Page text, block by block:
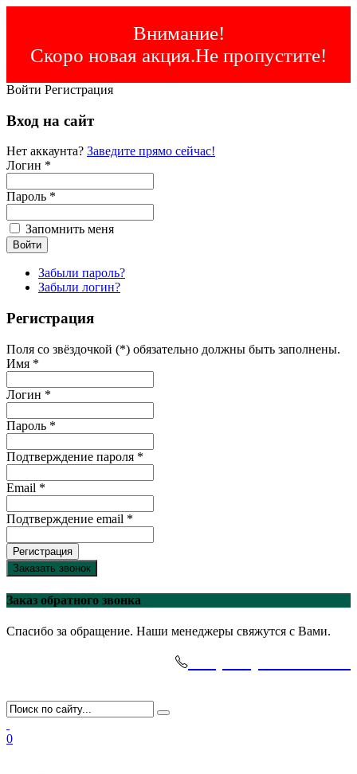
Внимание!
Скоро новая акция.Не пропустите!
Войти Регистрация
Вход на сайт
Нет аккаунта? Заведите прямо сейчас!
Логин *
Пароль *
Запомнить меня
Забыли пароль?
Забыли логин?
Регистрация
Поля со звёздочкой (*) обязательно должны быть заполнены.
Имя *
Логин *
Пароль *
Подтверждение пароля *
Email *
Подтверждение email *
Регистрация
Заказать звонок
Заказ обратного звонка
Спасибо за обращение. Наши менеджеры свяжутся с Вами.
0